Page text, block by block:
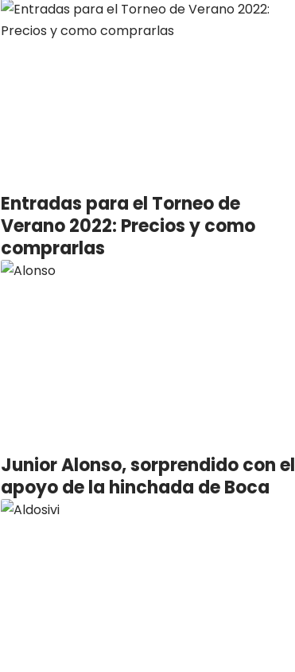
Entradas para el Torneo de
Verano 2022: Precios y como
comprarlas
Junior Alonso, sorprendido con el
apoyo de la hinchada de Boca